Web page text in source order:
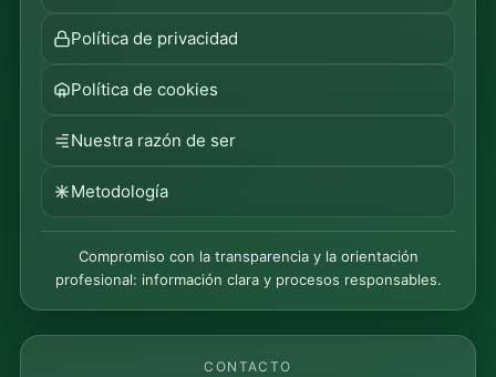
Política de privacidad
Política de cookies
Nuestra razón de ser
Metodología
Compromiso con la transparencia y la orientación
profesional: información clara y procesos responsables.
CONTACTO